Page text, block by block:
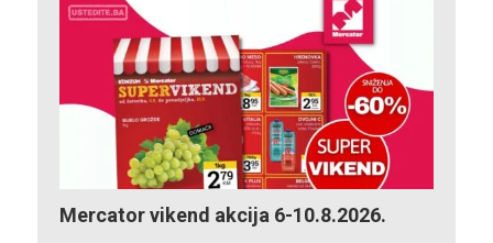
Mercator vikend akcija 6-10.8.2026.